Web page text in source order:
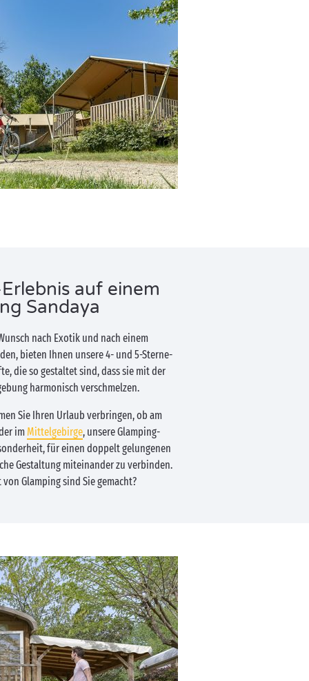
auf einem
Sandaya
nach Exotik und nach einem
bieten Ihnen unsere 4- und 5-Sterne-
die so gestaltet sind, dass sie mit der
harmonisch verschmelzen.
Sie Ihren Urlaub verbringen, ob am
im Mittelgebirge, unsere Glamping-
für einen doppelt gelungenen
Gestaltung miteinander zu verbinden.
Glamping sind Sie gemacht?